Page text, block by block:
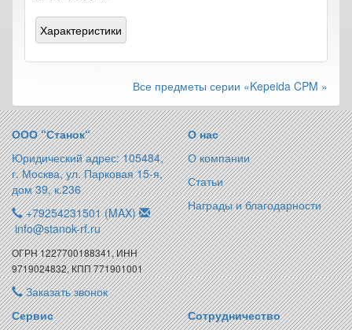
Характеристики
Все предметы серии «Kepeida CPM »
ООО “Станок“
Юридический адрес: 105484,
г. Москва, ул. Парковая 15-я,
дом 39, к.236
+79254231501 (MAX)
info@stanok-rf.ru
ОГРН 1227700188341, ИНН
9719024832, КПП 771901001
Заказать звонок
О нас
О компании
Статьи
Награды и благодарности
Сервис
Сотрудничество